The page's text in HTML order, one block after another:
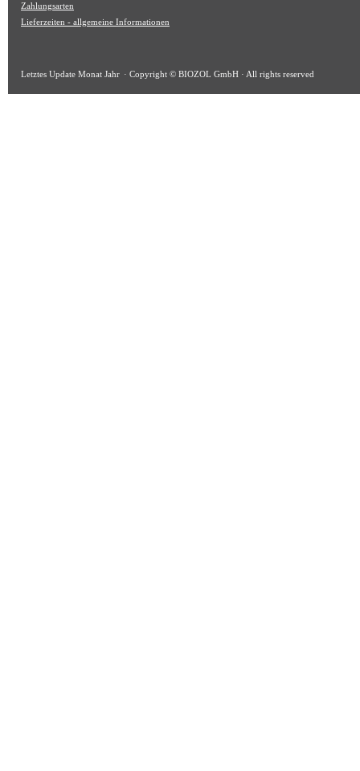
Zahlungsarten
Lieferzeiten - allgemeine Informationen
Letztes Update Monat Jahr · Copyright © BIOZOL GmbH · All rights reserved